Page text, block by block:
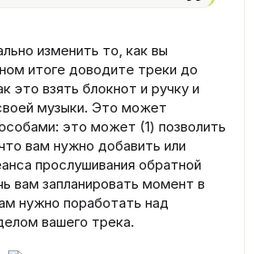
изменить то, как вы
итоге доводите треки до
это взять блокнот и ручку и
музыки. Это может
это может (1) позволить
вам нужно добавить или
прослушивания обратной
вам запланировать момент в
нужно поработать над
вашего трека.